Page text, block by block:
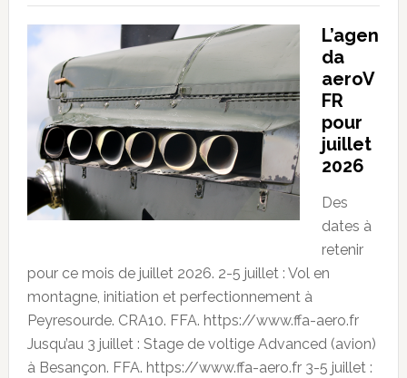
L’agen
da
aeroV
FR
pour
juillet
2026
Des
dates à
retenir
pour ce mois de juillet 2026. 2-5 juillet : Vol en
montagne, initiation et perfectionnement à
Peyresourde. CRA10. FFA. https://www.ffa-aero.fr
Jusqu’au 3 juillet : Stage de voltige Advanced (avion)
à Besançon. FFA. https://www.ffa-aero.fr 3-5 juillet :